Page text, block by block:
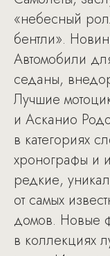
«небесный
бентли».
Автомобили
седаны,
Лучшие
и Асканио
в категориях
хронографы и
редкие,
от самых
домов. Новые
в коллекциях